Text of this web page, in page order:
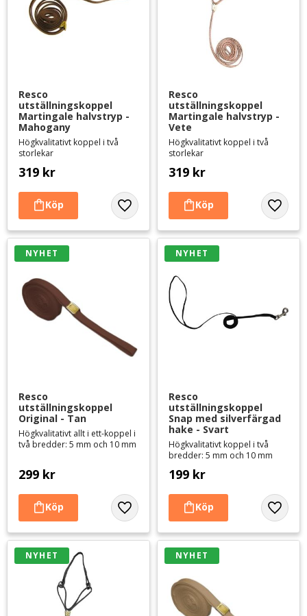
Resco
utställningskoppel
Martingale halvstryp -
Mahogany
Högkvalitativt koppel i två
storlekar
319 kr
Lägg till i favoriter
Resco
utställningskoppel
Martingale halvstryp -
Vete
Högkvalitativt koppel i två
storlekar
319 kr
Lägg
Resco
utställningskoppel
Original - Tan
Högkvalitativt allt i ett-koppel i
två bredder: 5 mm och 10 mm
299 kr
NYHET
Lägg till i favoriter
Resco
utställningskoppel
Snap med silverfärgad
hake - Svart
Högkvalitativt koppel i två
bredder: 5 mm och 10 mm
199 kr
NYHET
Lägg
NYHET NYHET